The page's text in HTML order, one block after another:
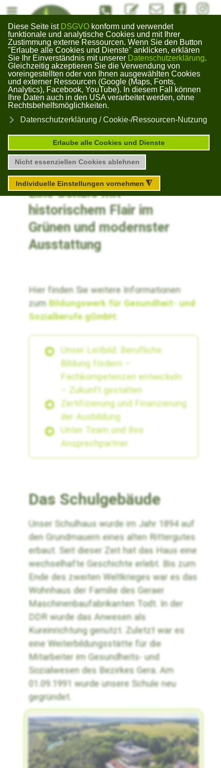
Diese Seite ist DSGVO konform und verwendet
funktionale und analytische Cookies und mit Ihrer
Zustimmung externe Ressourcen. Wenn Sie den Button
"Erlaube alle Cookies und Dienste" anklicken, erklären
Sie Ihr Einverständnis mit unserer Datenschutzerklärung.
Gleichzeitig akzeptieren Sie die Verwendung von
voreingestellten oder von Ihnen ausgewählten Cookies
und externer Ressourcen (Google (Maps, Fonts,
Analytics), Facebook, YouTube). In diesem Fall können
Ihre Daten auch in den USA verarbeitet werden, ohne
Rechtsbehelfsmöglichkeiten.
Datenschutzerklärung / Cookie-/Ressourcen-Nutzung
Individuelle Einstellungen vornehmen◮
Erlaube alle Cookies und Dienste
Nicht essenziellen Cookies ablehnen
Bildungswerk
Gera Kaimberg
#Kontaktformuarinfo@bildungswerk-
Unsere
Ausstattung am
Bildungswerk
Eine Schule mit
historischem Flair im
Grünen und modernster
Ausstattung
Hier finden Sie weitere Informationen
zumBildungswerk für Gesundheit- und
Sozialberufe gGmbH:
Unser Leitbild: Berufliche
Bildung fördern –
Fachkompetenzen entwickeln
– Zukunft gestalten
Zertifizierung und Finanzierung
der Ausbildung
Unter Team und Ihre
Ansprechpartner
Das Schulgebäude
Unser Schulhaus wurde im Jahr 1894 auf
den Grundmauern eines alten Rittergutes
erbaut. Seit dieser Zeit hat das Haus eine
wechselhafte Geschichte erlebt. Bis zum
Ende des zweiten Weltkrieges war es das
Wohnhaus der Familie des Geraer
Maschinenbaufabrikanten Todt. In der
DDR wurde das Anwesen als
Kureinrichtung genutzt. Zuletzt war es
eine Weiterbildungsstätte für die
Mitarbeiter im Gesundheits- und
Sozialwesen des Bezirkes Gera. Am
01.09.1991 wurde unsere Schule neu
gegründet.
×